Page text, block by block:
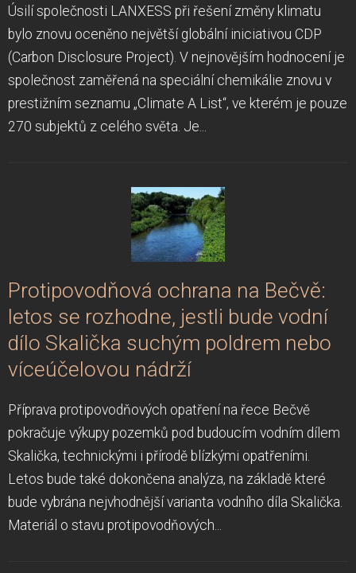
Úsilí společnosti LANXESS při řešení změny klimatu
bylo znovu oceněno největší globální iniciativou CDP
(Carbon Disclosure Project). V nejnovějším hodnocení je
společnost zaměřená na speciální chemikálie znovu v
prestižním seznamu „Climate A List“, ve kterém je pouze
270 subjektů z celého světa. Je...
Protipovodňová ochrana na Bečvě:
letos se rozhodne, jestli bude vodní
dílo Skalička suchým poldrem nebo
víceúčelovou nádrží
Příprava protipovodňových opatření na řece Bečvě
pokračuje výkupy pozemků pod budoucím vodním dílem
Skalička, technickými i přírodě blízkými opatřeními.
Letos bude také dokončena analýza, na základě které
bude vybrána nejvhodnější varianta vodního díla Skalička.
Materiál o stavu protipovodňových...